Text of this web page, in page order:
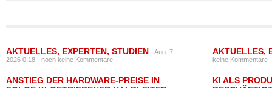
AKTUELLES, EXPERTEN, STUDIEN - Aug. 7,
2026 0:18 -noch keine Kommentare
ANSTIEG DER HARDWARE-PREISE IN
AKTUELLES,
keine Kommentare
KI ALS